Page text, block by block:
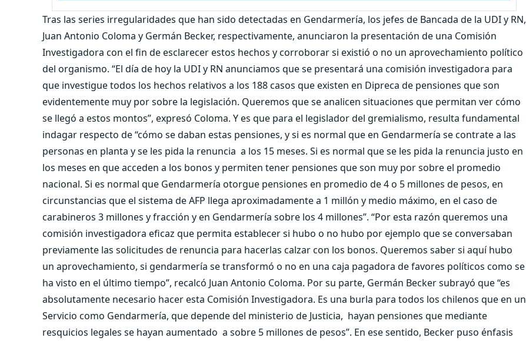
Tras las series irregularidades que han sido detectadas en Gendarmería, los jefes de Bancada de la UDI y RN,
Juan Antonio Coloma y Germán Becker, respectivamente, anunciaron la presentación de una Comisión
Investigadora con el fin de esclarecer estos hechos y corroborar si existió o no un aprovechamiento político
del organismo. “El día de hoy la UDI y RN anunciamos que se presentará una comisión investigadora para
que investigue todos los hechos relativos a los 188 casos que existen en Dipreca de pensiones que son
evidentemente muy por sobre la legislación. Queremos que se analicen situaciones que permitan ver cómo
se llegó a estos montos”, expresó Coloma. Y es que para el legislador del gremialismo, resulta fundamental
indagar respecto de “cómo se daban estas pensiones, y si es normal que en Gendarmería se contrate a las
personas en planta y se les pida la renuncia a los 15 meses. Si es normal que se les pida la renuncia justo en
los meses en que acceden a los bonos y permiten tener pensiones que son muy por sobre el promedio
nacional. Si es normal que Gendarmería otorgue pensiones en promedio de 4 o 5 millones de pesos, en
circunstancias que el sistema de AFP llega aproximadamente a 1 millón y medio máximo, en el caso de
carabineros 3 millones y fracción y en Gendarmería sobre los 4 millones”. “Por esta razón queremos una
comisión investigadora eficaz que permita establecer si hubo o no hubo por ejemplo que se conversaban
previamente las solicitudes de renuncia para hacerlas calzar con los bonos. Queremos saber si aquí hubo
un aprovechamiento, si gendarmería se transformó o no en una caja pagadora de favores políticos como se
ha visto en el último tiempo”, recalcó Juan Antonio Coloma. Por su parte, Germán Becker subrayó que “es
absolutamente necesario hacer esta Comisión Investigadora. Es una burla para todos los chilenos que en un
Servicio como Gendarmería, que depende del ministerio de Justicia, hayan pensiones que mediante
resquicios legales se hayan aumentado a sobre 5 millones de pesos”. En ese sentido, Becker puso énfasis